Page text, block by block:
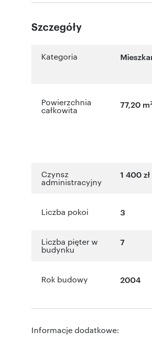
Szczegóły
Kategoria
Powierzchnia
całkowita
77,20 m
Czynsz
administracyjny
1 400 zł
Liczba pokoi 3
Liczba pięter w
budynku
7
Rok budowy 2004
Informacje dodatkowe: